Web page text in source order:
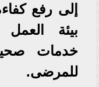
إلى رفع
بيئة العمل
خدمات
للمرضى.